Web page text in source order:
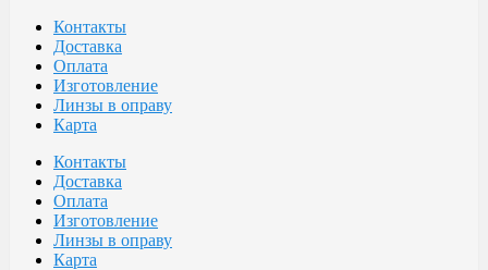
Контакты
Доставка
Оплата
Изготовление
Линзы в оправу
Карта
Контакты
Доставка
Оплата
Изготовление
Линзы в оправу
Карта